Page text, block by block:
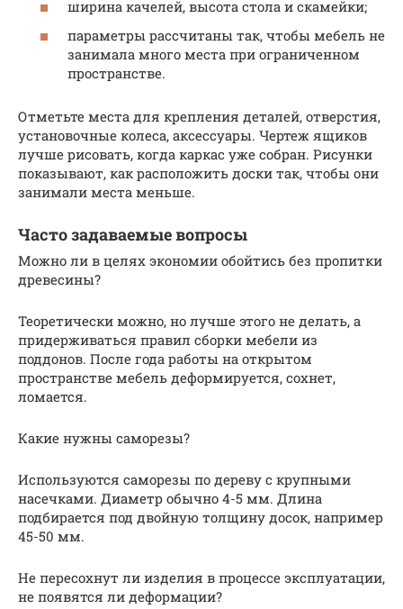
ширина качелей, высота стола и скамейки;
параметры рассчитаны так, чтобы мебель не
занимала много места при ограниченном
пространстве.
Отметьте места для крепления деталей, отверстия,
установочные колеса, аксессуары. Чертеж ящиков
лучше рисовать, когда каркас уже собран. Рисунки
показывают, как расположить доски так, чтобы они
занимали места меньше.
Часто задаваемые вопросы
Можно ли в целях экономии обойтись без пропитки
древесины?
Теоретически можно, но лучше этого не делать, а
придерживаться правил сборки мебели из
поддонов. После года работы на открытом
пространстве мебель деформируется, сохнет,
ломается.
Какие нужны саморезы?
Используются саморезы по дереву с крупными
насечками. Диаметр обычно 4-5 мм. Длина
подбирается под двойную толщину досок, например
45-50 мм.
Не пересохнут ли изделия в процессе эксплуатации,
не появятся ли деформации?